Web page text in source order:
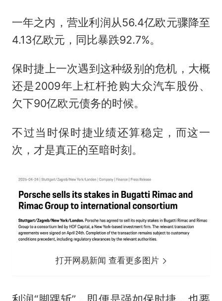
一年之内，营业利润从56.4亿欧元骤降至
4.13亿欧元，同比暴跌92.7%。
保时捷上一次遇到这种级别的危机，大概
还是2009年上杠杆抢购大众汽车股份、
欠下90亿欧元债务的时候。
不过当时保时捷业绩还算稳定，而这一
次，才是真正的至暗时刻。
打开网易新闻 查看更多图片